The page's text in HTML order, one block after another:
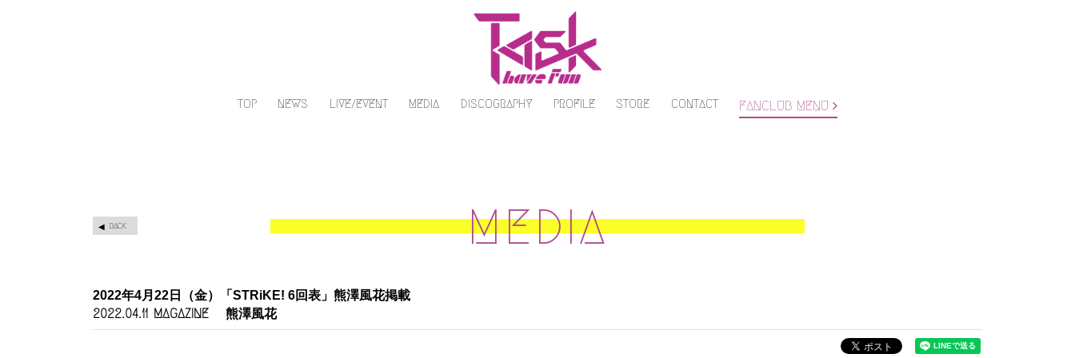
TOP NEWS LIVE/EVENT MEDIA DISCOGRAPHY PROFILE STORE CONTACT FANCLUB MENU
MEDIA
BACK
2022年4月22日（金）「STRiKE! 6回表」熊澤風花掲載
2022.04.11 MAGAZINE 熊澤風花